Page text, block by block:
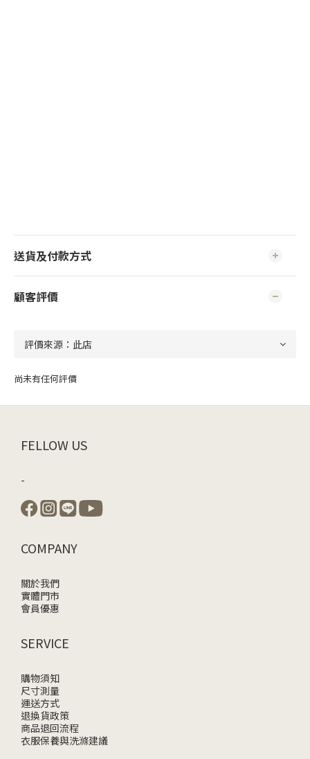
送貨及付款方式
顧客評價
尚未有任何評價
FELLOW US
-
COMPANY
關於我們
實體門市
會員優惠
SERVICE
購物須知
尺寸測量
運送方式
退換貨政策
商品退回流程
衣服保養與洗滌建議